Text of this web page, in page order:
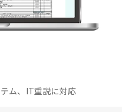
ム、IT重説に対応